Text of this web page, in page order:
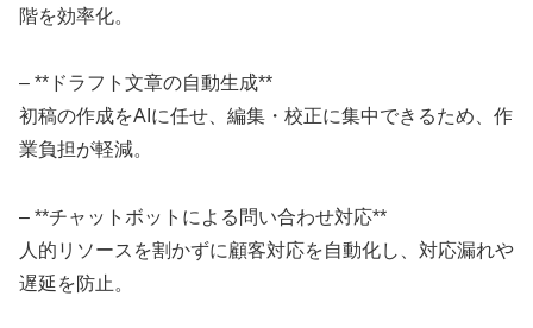
階を効率化。
– **ドラフト文章の自動生成**
初稿の作成をAIに任せ、編集・校正に集中できるため、作
業負担が軽減。
– **チャットボットによる問い合わせ対応**
人的リソースを割かずに顧客対応を自動化し、対応漏れや
遅延を防止。